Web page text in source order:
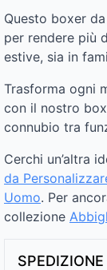
Questo boxer
per rendere più
estive, sia in
Trasforma ogni
con il nostro
connubio tra
Cerchi un’altra
da
Uomo. Per
collezione
SPEDIZIONE